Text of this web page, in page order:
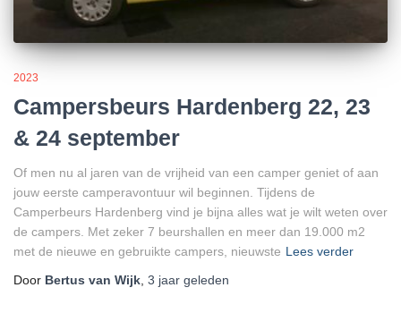
2023
Campersbeurs Hardenberg 22, 23
& 24 september
Of men nu al jaren van de vrijheid van een camper geniet of aan
jouw eerste camperavontuur wil beginnen. Tijdens de
Camperbeurs Hardenberg vind je bijna alles wat je wilt weten over
de campers. Met zeker 7 beurshallen en meer dan 19.000 m2
met de nieuwe en gebruikte campers, nieuwste Lees verder
Door Bertus van Wijk 3 jaar geleden